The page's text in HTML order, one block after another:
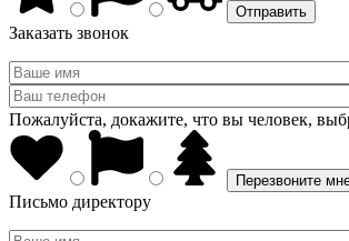
Заказать звонок
Пожалуйста, докажите, что вы человек,
Письмо директору